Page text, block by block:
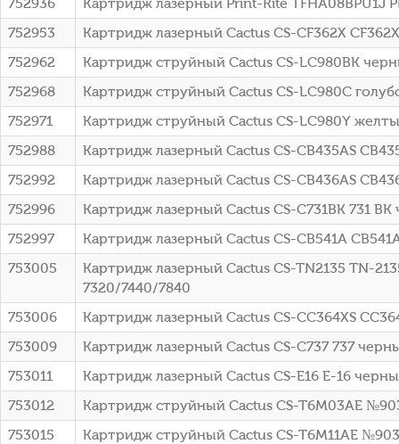
752953
Картридж лазерный Cactus CS-CF362X
752962
Картридж струйный Cactus CS-LC980BK
752968
Картридж струйный Cactus CS-LC980C
752971
Картридж струйный Cactus CS-LC980Y
752988
Картридж лазерный Cactus CS-CB435AS
752992
Картридж лазерный Cactus CS-CB436AS
752996
Картридж лазерный Cactus CS-C731BK 731
752997
Картридж лазерный Cactus CS-CB541A
753005
Картридж лазерный Cactus CS-TN2135 TN-
7320/7440/7840
753006
Картридж лазерный Cactus CS-CC364XS
753009
Картридж лазерный Cactus CS-C737 737
753011
Картридж лазерный Cactus CS-E16 E-16
753012
Картридж струйный Cactus CS-T6M03AE
753015
Картридж струйный Cactus CS-T6M11AE